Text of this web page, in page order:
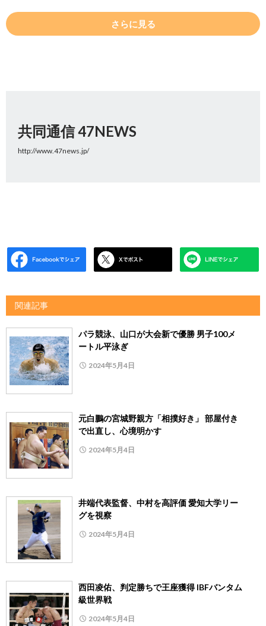
さらに見る
共同通信 47NEWS
http://www.47news.jp/
関連記事
パラ競泳、山口が大会新で優勝 男子100メ
ートル平泳ぎ
2024年5月4日
元白鵬の宮城野親方「相撲好き」 部屋付き
で出直し、心境明かす
2024年5月4日
井端代表監督、中村を高評価 愛知大学リー
グを視察
2024年5月4日
西田凌佑、判定勝ちで王座獲得 IBFバンタム
級世界戦
2024年5月4日